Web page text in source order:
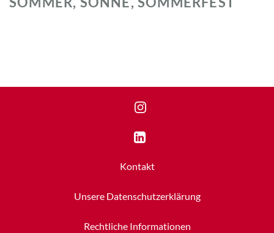
instagram
linkedin
Kontakt
Unsere Datenschutzerklärung
Rechtliche Informationen